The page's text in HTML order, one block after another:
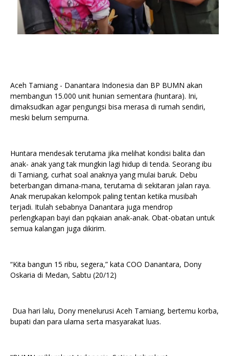
Aceh Tamiang - Danantara Indonesia dan BP BUMN akan
membangun 15.000 unit hunian sementara (huntara). Ini,
dimaksudkan agar pengungsi bisa merasa di rumah sendiri,
meski belum sempurna.
Huntara mendesak terutama jika melihat kondisi balita dan
anak- anak yang tak mungkin lagi hidup di tenda. Seorang ibu
di Tamiang, curhat soal anaknya yang mulai baruk. Debu
beterbangan dimana-mana, terutama di sekitaran jalan raya.
Anak merupakan kelompok paling tentan ketika musibah
terjadi. Itulah sebabnya Danantara juga mendrop
perlengkapan bayi dan pqkaian anak-anak. Obat-obatan untuk
semua kalangan juga dikirim.
“Kita bangun 15 ribu, segera,” kata COO Danantara, Dony
Oskaria di Medan, Sabtu (20/12)
Dua hari lalu, Dony menelurusi Aceh Tamiang, bertemu korba,
bupati dan para ulama serta masyarakat luas.